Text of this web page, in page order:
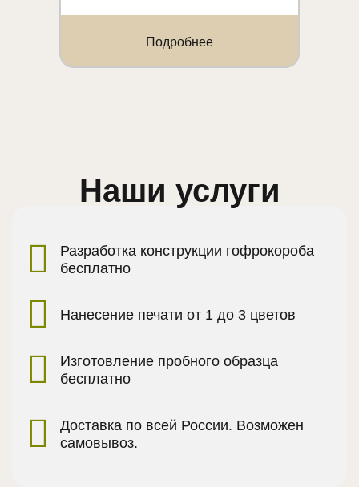
Подробнее
Наши услуги
Разработка конструкции гофрокороба
бесплатно
Нанесение печати от 1 до 3 цветов
Изготовление пробного образца
бесплатно
Доставка по всей России. Возможен
самовывоз.